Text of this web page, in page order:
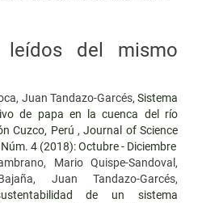
leídos del mismo
Juan Tandazo-Garcés, Sistema
de papa en la cuenca del río
Cuzco, Perú ,Journal of Science
4 (2018): Octubre - Diciembre
Mario Quispe-Sandoval,
Juan Tandazo-Garcés,
de un sistema